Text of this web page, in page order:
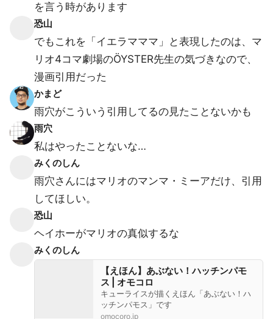
を言う時があります
恐山
でもこれを「イエラマママ」と表現したのは、マ
リオ4コマ劇場のÖYSTER先生の気づきなので、
漫画引用だった
かまど
雨穴がこういう引用してるの見たことないかも
雨穴
私はやったことないな…
みくのしん
雨穴さんにはマリオのマンマ・ミーアだけ、引用
してほしい。
恐山
ヘイホーがマリオの真似するな
みくのしん
【えほん】あぶない！ハッチンパモ
ス | オモコロ
キューライスが描くえほん「あぶない！ハ
ッチンパモス」です
omocoro.jp